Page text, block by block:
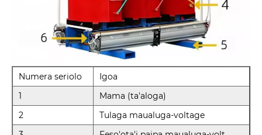
Numera seriolo
Igoa
1
Mama (ta'aloga)
2
Tulaga maualuga-voltage